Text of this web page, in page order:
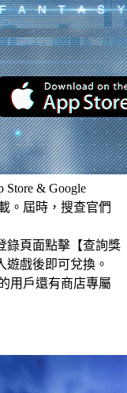
& Google
。屆時，搜查官們
錄頁面點擊【查詢獎
遊戲後即可兌換。
用戶還有商店專屬